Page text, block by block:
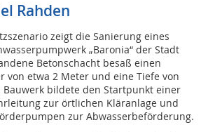
Rahden
zeigt die Sanierung eines
„Baronia“ der Stadt
Betonschacht besaß einen
von etwa 2 Meter und eine Tiefe von
Bauwerk bildete den Startpunkt einer
zur örtlichen Kläranlage und
zur Abwasserbeförderung.